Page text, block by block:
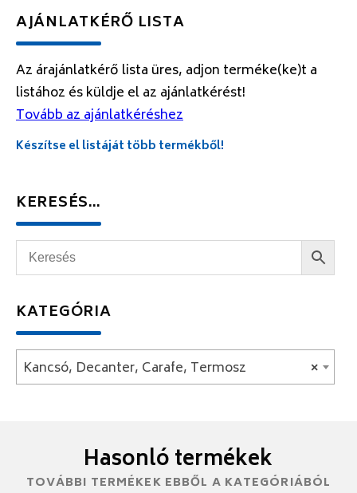
AJÁNLATKÉRŐ LISTA
Az árajánlatkérő lista üres, adjon terméke(ke)t a
listához és küldje el az ajánlatkérést!
Tovább az ajánlatkéréshez
Készítse el listáját több termékből!
KERESÉS…
KATEGÓRIA
×
Kancsó, Decanter, Carafe, Termosz
Hasonló termékek
TOVÁBBI TERMÉKEK EBBŐL A KATEGÓRIÁBÓL